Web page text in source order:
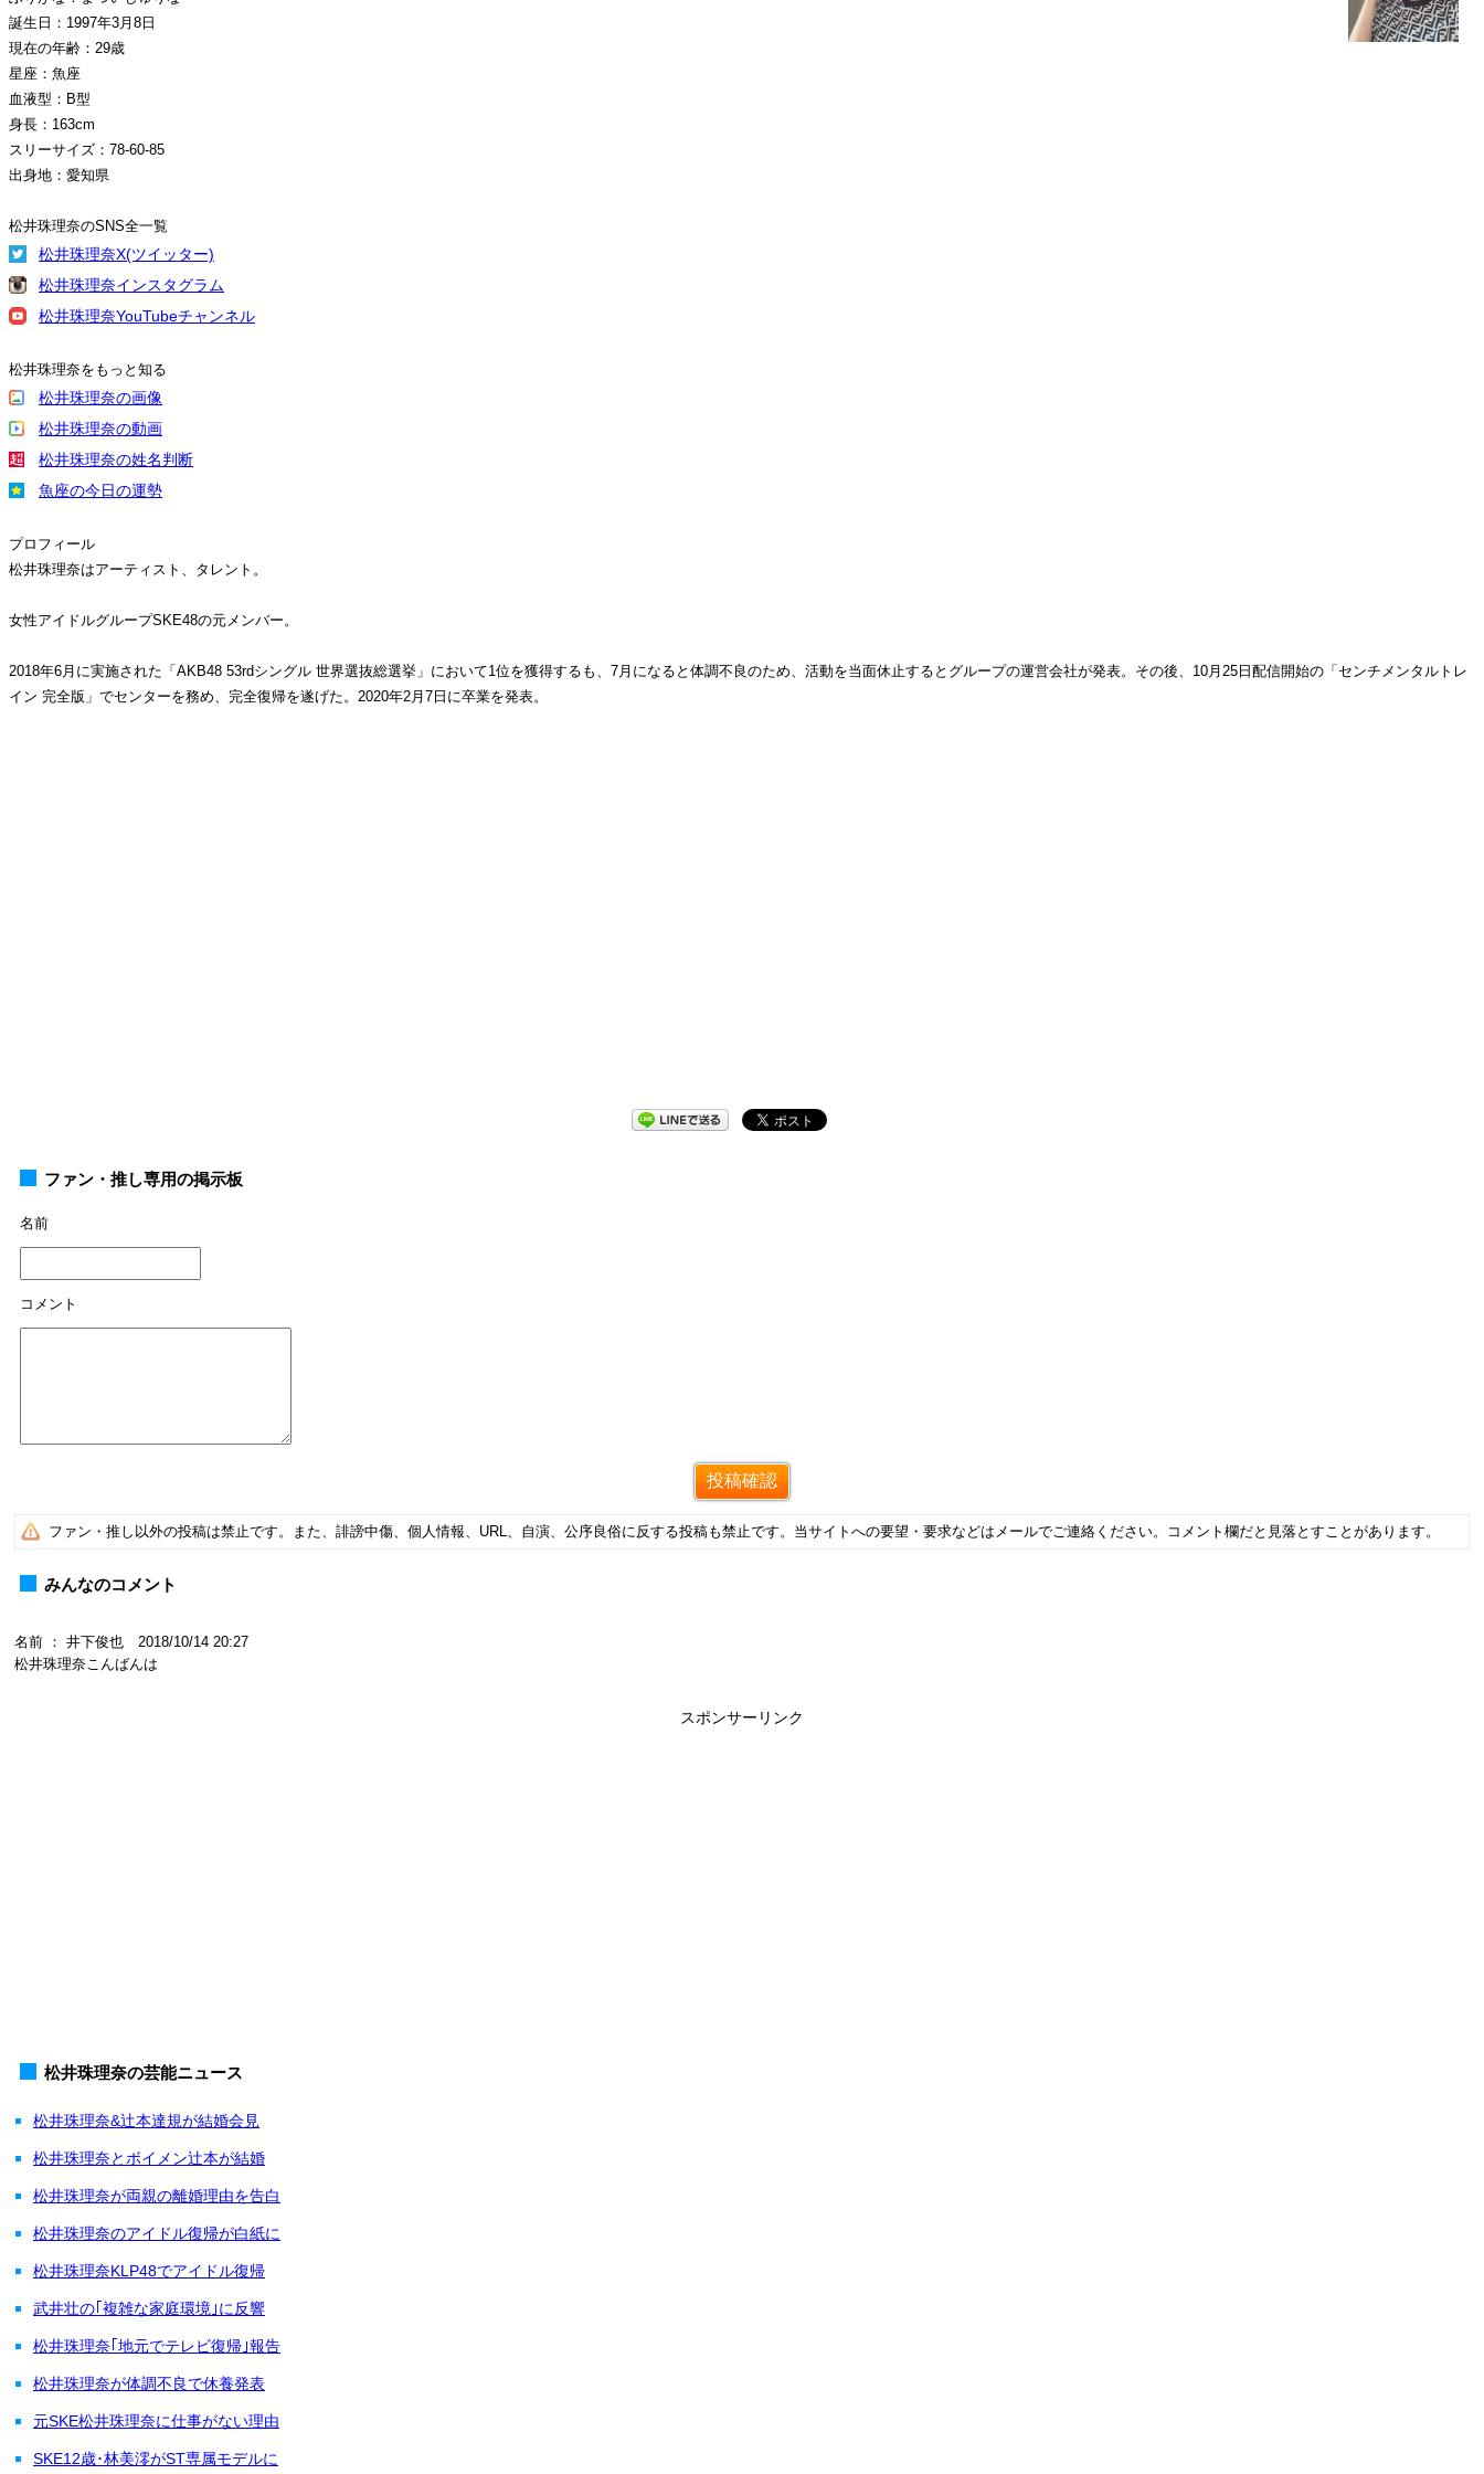
誕生日：1997年3月8日
現在の年齢：29歳
星座：魚座
血液型：B型
身長：163cm
スリーサイズ：78-60-85
出身地：愛知県
松井珠理奈のSNS全一覧
松井珠理奈X(ツイッター)
松井珠理奈インスタグラム
松井珠理奈YouTubeチャンネル
松井珠理奈をもっと知る
松井珠理奈の画像
松井珠理奈の動画
松井珠理奈の姓名判断
魚座の今日の運勢
プロフィール
松井珠理奈はアーティスト、タレント。
女性アイドルグループSKE48の元メンバー。
2018年6月に実施された「AKB48 53rdシングル 世界選抜総選挙」において1位を獲得するも、7月になると体調不良のため、活動を当面休止するとグループの運営会社が発表。その後、10月25日配信開始の「センチメンタルトレ
イン 完全版」でセンターを務め、完全復帰を遂げた。2020年2月7日に卒業を発表。
ファン・推し専用の掲示板
名前
コメント
ファン・推し以外の投稿は禁止です。また、誹謗中傷、個人情報、URL、自演、公序良俗に反する投稿も禁止です。当サイトへの要望・要求などはメールでご連絡ください。コメント欄だと見落とすことがあります。
みんなのコメント
名前 ： 井下俊也 2018/10/14 20:27
松井珠理奈こんばんは
スポンサーリンク
松井珠理奈の芸能ニュース
松井珠理奈&辻本達規が結婚会見
松井珠理奈とボイメン辻本が結婚
松井珠理奈が両親の離婚理由を告白
松井珠理奈のアイドル復帰が白紙に
松井珠理奈KLP48でアイドル復帰
武井壮の｢複雑な家庭環境｣に反響
松井珠理奈｢地元でテレビ復帰｣報告
松井珠理奈が体調不良で休養発表
元SKE松井珠理奈に仕事がない理由
SKE12歳･林美澪がST専属モデルに